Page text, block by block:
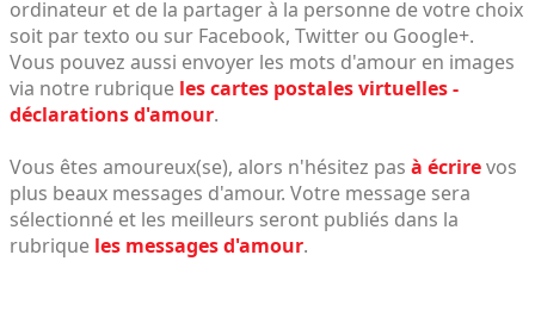
ordinateur et de la partager à la personne de votre choix
soit par texto ou sur Facebook, Twitter ou Google+.
Vous pouvez aussi envoyer les mots d'amour en images
via notre rubrique les cartes postales virtuelles -
déclarations d'amour.
Vous êtes amoureux(se), alors n'hésitez pas à écrirevos
plus beaux messages d'amour. Votre message sera
sélectionné et les meilleurs seront publiés dans la
rubrique les messages d'amour.